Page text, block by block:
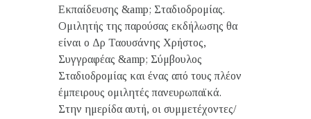
Εκπαίδευσης &amp; Σταδιοδρομίας.
Ομιλητής της παρούσας εκδήλωσης θα
είναι ο Δρ Ταουσάνης Χρήστος,
Συγγραφέας &amp; Σύμβουλος
Σταδιοδρομίας και ένας από τους πλέον
έμπειρους ομιλητές πανευρωπαϊκά.
Στην ημερίδα αυτή, οι συμμετέχοντες/